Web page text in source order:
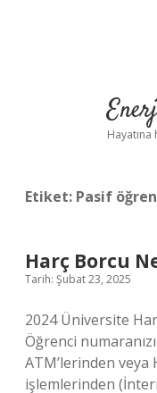
Etiket: Pasif
Harç Borcu
Tarih: Şubat 23, 2025
2024 Üniversite
Öğrenci
ATM’lerinden
işlemlerinden